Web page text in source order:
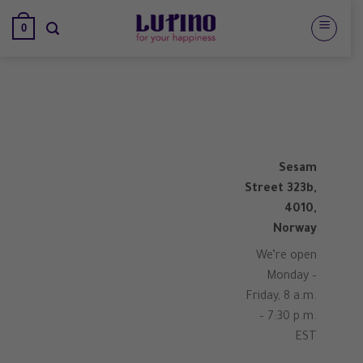
للمحتوى
0
Sesam
Street 323b,
4010,
Norway
We’re open
Monday –
Friday, 8 a.m.
– 7:30 p.m.
EST